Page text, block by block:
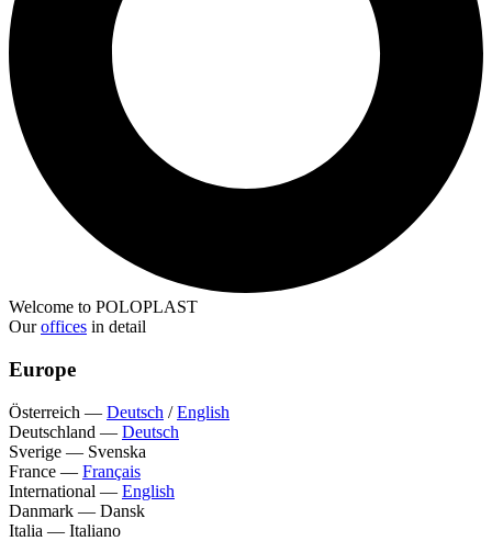
Welcome to POLOPLAST
Ouroffices in detail
Europe
Österreich — Deutsch /English
Deutschland — Deutsch
Sverige — Svenska
France — Français
International — English
Danmark — Dansk
Italia — Italiano